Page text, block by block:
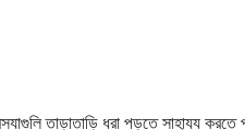
তাড়াতাড়ি ধরা পড়তে সাহায্য করতে